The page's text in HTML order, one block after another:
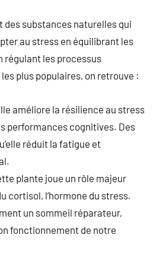
des substances naturelles qui
au stress en équilibrant les
régulant les processus
plus populaires, on retrouve :
améliore la résilience au stress
performances cognitives. Des
réduit la fatigue et
plante joue un rôle majeur
cortisol, l’hormone du stress.
un sommeil réparateur,
fonctionnement de notre